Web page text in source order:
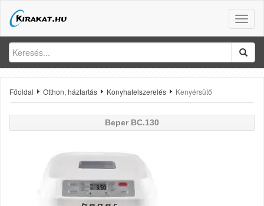
Toggle
Főoldal Otthon, háztartás Konyhafelszerelés Kenyérsütő
Beper BC.130